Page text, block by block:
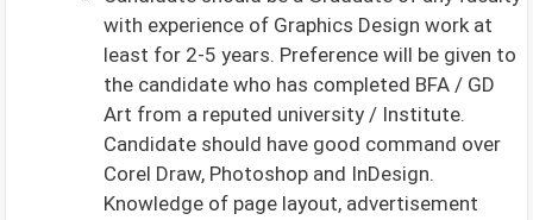
with experience of Graphics Design work at
least for 2-5 years. Preference will be given to
the candidate who has completed BFA / GD
Art from a reputed university / Institute.
Candidate should have good command over
Corel Draw, Photoshop and InDesign.
Knowledge of page layout, advertisement